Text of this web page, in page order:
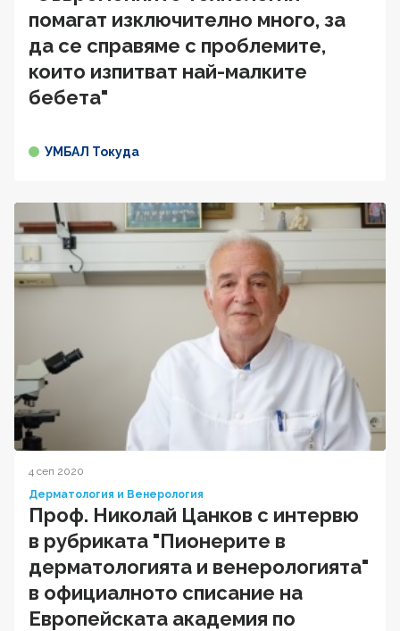
помагат изключително много, за
да се справяме с проблемите,
които изпитват най-малките
бебета"
УМБАЛ Токуда
4 сеп 2020
Дерматология и Венерология
Проф. Николай Цанков с интервю
в рубриката "Пионерите в
дерматологията и венерологията"
в официалното списание на
Европейската академия по